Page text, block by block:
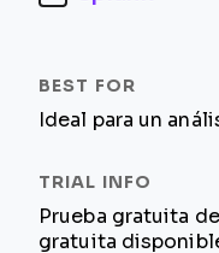
Ideal para un
Prueba gratuita
gratuita